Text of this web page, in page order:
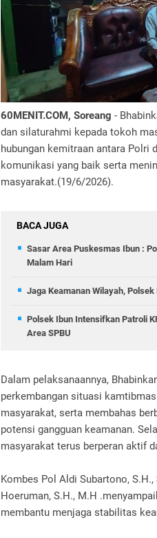
60MENIT.COM, Soreang -
dan silaturahmi kepada tokoh
hubungan kemitraan antara Polri
komunikasi yang baik serta
masyarakat.(19/6/2026).
BACA JUGA
Sasar Area Puskesmas Ibun :
Malam Hari
Jaga Keamanan Wilayah,
Polsek Ibun Intensifkan Patroli
Area SPBU
Dalam pelaksanaannya,
perkembangan situasi
masyarakat, serta membahas
potensi gangguan keamanan.
masyarakat terus berperan aktif
Kombes Pol Aldi Subartono,
Hoeruman, S.H., M.H
membantu menjaga stabilitas